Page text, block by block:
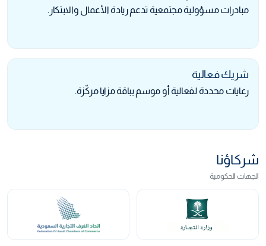
مبادرات مسؤولية مجتمعية تدعم ريادة الأعمال والابتكار.
شريك فعالية
رعايات محددة لفعالية أو موسم بباقة مزايا مركّزة.
شركاؤنا
الجهات الحكومية